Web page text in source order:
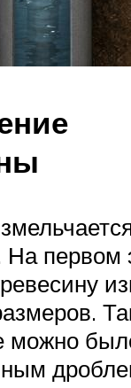
первом
можно